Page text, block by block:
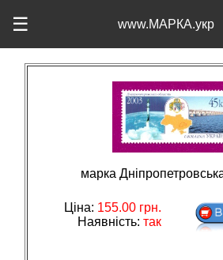
☰ www.МАРКА.укр
марка
Ціна: 155.00грн.
Наявність: так